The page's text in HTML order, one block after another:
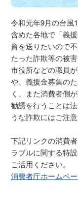
令和元年9月の台風
含めた各地で「義
資を送りたいので
たった詐欺等の被
市役所などの職員
や、義援金募集の
く、また消費者側
勧誘を行うことは
うな詐欺にはご注
下記リンクの消費
ラブルに関する特
ご活用ください。
消費者庁ホームペ